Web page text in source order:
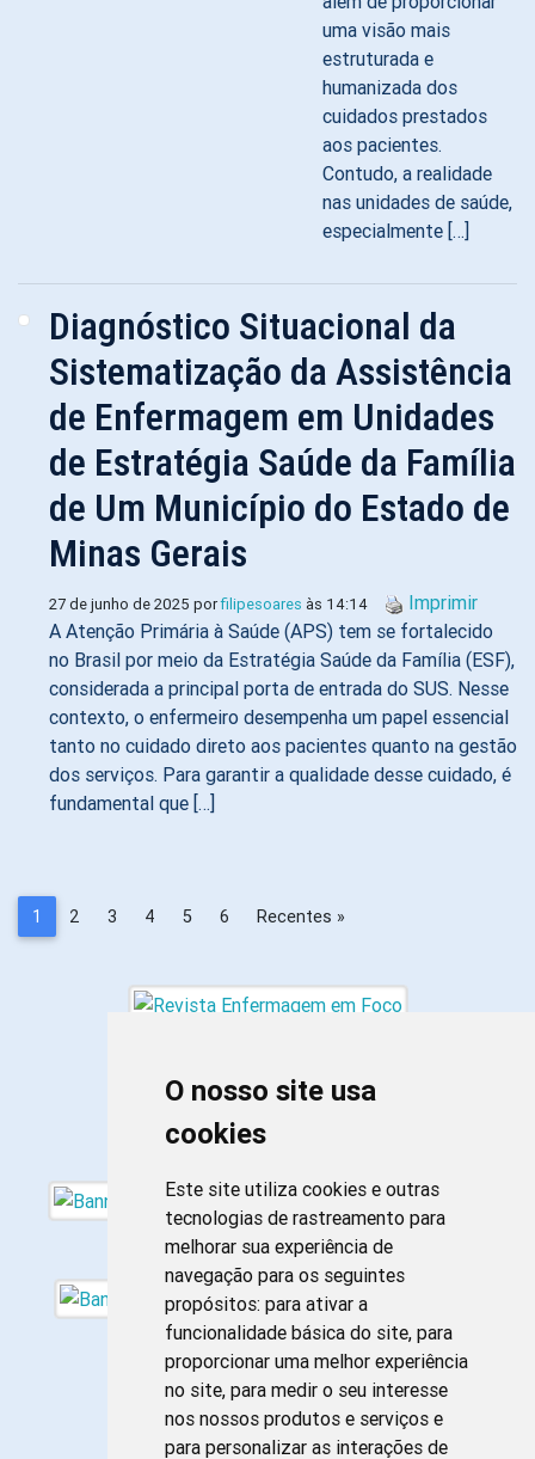
O nosso site usa
cookies
Este site utiliza cookies e outras
tecnologias de rastreamento para
melhorar sua experiência de
navegação para os seguintes
propósitos: para ativar a
funcionalidade básica do site, para
proporcionar uma melhor experiência
no site, para medir o seu interesse
nos nossos produtos e serviços e
para personalizar as interações de
uma visão mais
estruturada e
humanizada dos
cuidados prestados
aos pacientes.
Contudo, a realidade
nas unidades de saúde,
especialmente […]
Diagnóstico Situacional da
Sistematização da Assistência
de Enfermagem em Unidades
de Estratégia Saúde da Família
de Um Município do Estado de
Minas Gerais
27 de junho de 2025 porfilipesoares às 14:14
Imprimir
A Atenção Primária à Saúde (APS) tem se fortalecido
no Brasil por meio da Estratégia Saúde da Família (ESF),
considerada a principal porta de entrada do SUS. Nesse
contexto, o enfermeiro desempenha um papel essencial
tanto no cuidado direto aos pacientes quanto na gestão
dos serviços. Para garantir a qualidade desse cuidado, é
fundamental que […]
1 2 3 4 5 6 Recentes »